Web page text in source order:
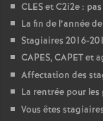
CLES et C2i2e :
La fin de l’année
Stagiaires 2016-
CAPES, CAPET et
Affectation des
La rentrée pour
Vous êtes stagiaires